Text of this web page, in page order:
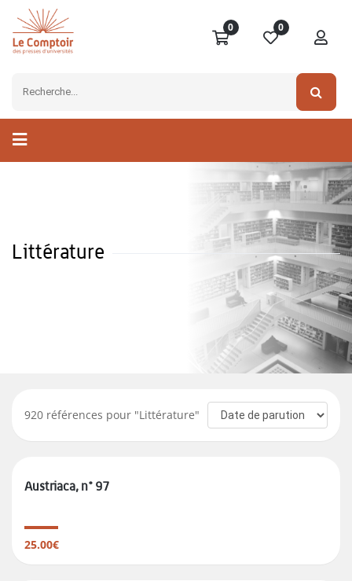
0 0
Littérature
920 références pour "Littérature"
Austriaca, n° 97
25.00€